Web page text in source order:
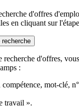
d'offres
en cliquant sur
recherche
recherche d'offres,
:
compétence, mot-clé,
travail ».